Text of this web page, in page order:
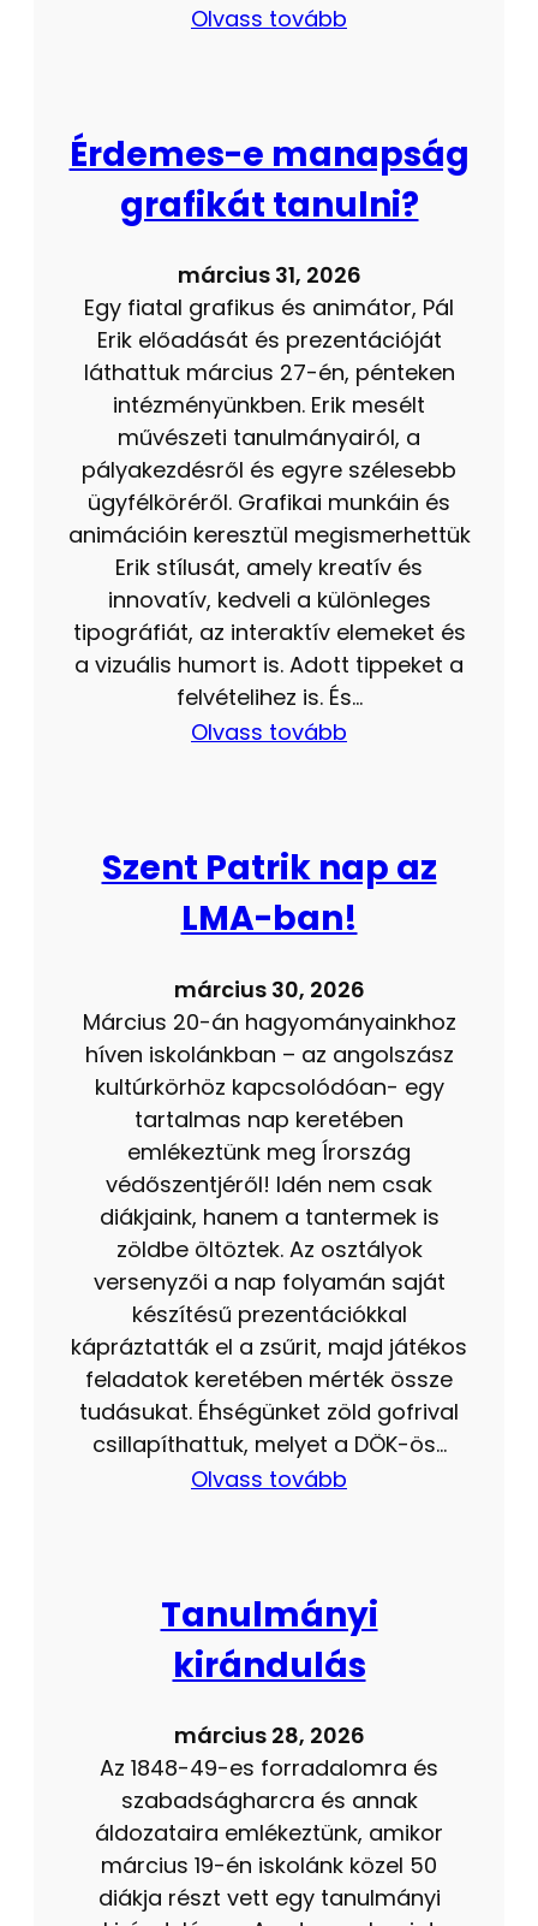
Olvass tovább
Érdemes-e manapság
grafikát tanulni?
március 31, 2026
Egy fiatal grafikus és animátor, Pál
Erik előadását és prezentációját
láthattuk március 27-én, pénteken
intézményünkben. Erik mesélt
művészeti tanulmányairól, a
pályakezdésről és egyre szélesebb
ügyfélköréről. Grafikai munkáin és
animációin keresztül megismerhettük
Erik stílusát, amely kreatív és
innovatív, kedveli a különleges
tipográfiát, az interaktív elemeket és
a vizuális humort is. Adott tippeket a
felvételihez is. És…
Olvass tovább
Szent Patrik nap az
LMA-ban!
március 30, 2026
Március 20-án hagyományainkhoz
híven iskolánkban – az angolszász
kultúrkörhöz kapcsolódóan- egy
tartalmas nap keretében
emlékeztünk meg Írország
védőszentjéről! Idén nem csak
diákjaink, hanem a tantermek is
zöldbe öltöztek. Az osztályok
versenyzői a nap folyamán saját
készítésű prezentációkkal
kápráztatták el a zsűrit, majd játékos
feladatok keretében mérték össze
tudásukat. Éhségünket zöld gofrival
csillapíthattuk, melyet a DÖK-ös…
Olvass tovább
Tanulmányi
kirándulás
március 28, 2026
Az 1848-49-es forradalomra és
szabadságharcra és annak
áldozataira emlékeztünk, amikor
március 19-én iskolánk közel 50
diákja részt vett egy tanulmányi